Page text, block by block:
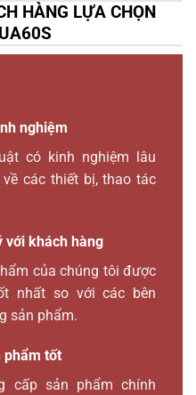
HÀNG LỰA CHỌN
nghiệm
có kinh nghiệm lâu
các thiết bị, thao tác
với khách hàng
của chúng tôi được
nhất so với các bên
sản phẩm.
phẩm tốt
cấp sản phẩm chính